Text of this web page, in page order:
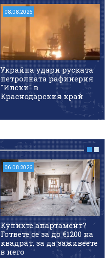
08.08.2026
Украйна удари руската
петролната рафинерия
"Илски" в
Краснодарския край
06.08.2026
Купихте апартамент?
Гответе се за до €1200 на
квадрат, за да заживеете
в него